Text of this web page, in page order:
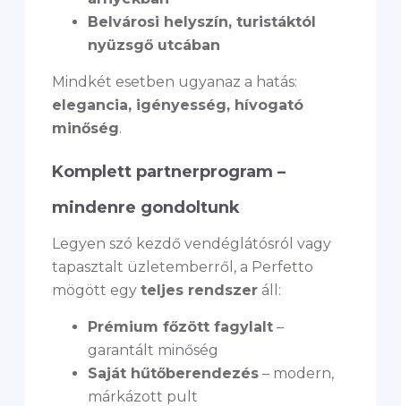
Belvárosi helyszín, turistáktól
nyüzsgő utcában
Mindkét esetben ugyanaz a hatás:
elegancia, igényesség, hívogató
minőség.
Komplett partnerprogram –
mindenre gondoltunk
Legyen szó kezdő vendéglátósról vagy
tapasztalt üzletemberről, a Perfetto
mögött egy teljes rendszer áll:
Prémium főzött fagylalt –
garantált minőség
Saját hűtőberendezés – modern,
márkázott pult